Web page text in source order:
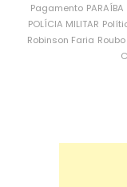
Pagamento PARAÍBA
POLÍCIA MILITAR
Robinson Faria Roubo